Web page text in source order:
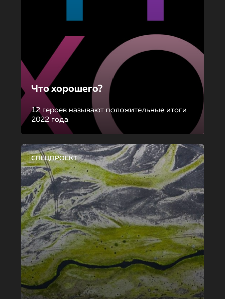
Что хорошего?
12 героев называют положительные итоги
2022 года
СПЕЦПРОЕКТ